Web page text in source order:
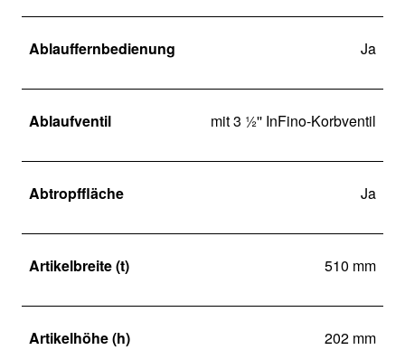
Ablauffernbedienung Ja
Ablaufventil mit 3 ½'' InFino-Korbventil
Abtropffläche Ja
Artikelbreite (t) 510 mm
Artikelhöhe (h) 202 mm